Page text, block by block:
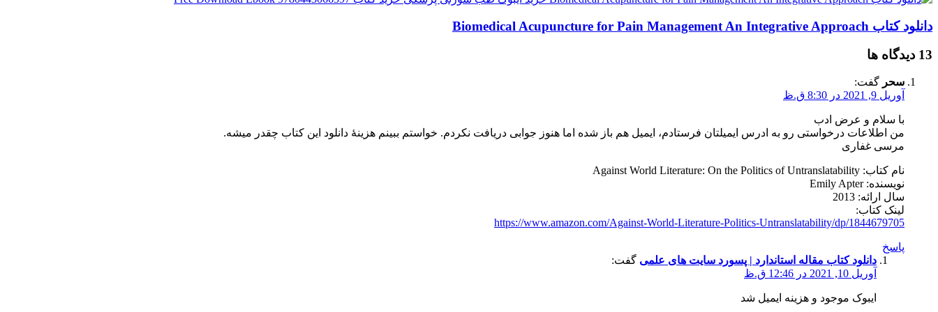
دانلود کتاب Biomedical Acupuncture for Pain Management An Integrative Approach
‫13 دیدگاه ها
سحر گفت:
آوریل 9, 2021 در 8:30 ق.ظ
با سلام و عرض ادب
من اطلاعات درخواستی رو به ادرس ایمیلتان فرستادم، ایمیل هم باز شده اما هنوز جوابی دریافت نکردم. خواستم ببینم هزینۀ دانلود این کتاب چقدر میشه.
مرسی غفاری
نام کتاب: Against World Literature: On the Politics of Untranslatability
نویسنده: Emily Apter
سال ارائه: 2013
لینک کتاب:
https://www.amazon.com/Against-World-Literature-Politics-Untranslatability/dp/1844679705
پاسخ
دانلود کتاب مقاله استاندارد | پسورد سایت های علمی گفت:
آوریل 10, 2021 در 12:46 ق.ظ
ایبوک موجود و هزینه ایمیل شد